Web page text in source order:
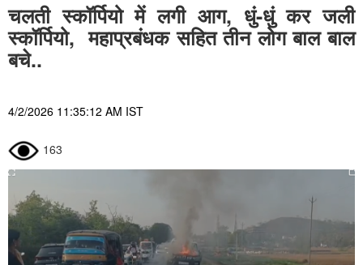
चलती स्कॉर्पियो में लगी आग, धुं-धुं कर जली
स्कॉर्पियो, महाप्रबंधक सहित तीन लोग बाल बाल
बचे..
4/2/2026 11:35:12 AM IST
163